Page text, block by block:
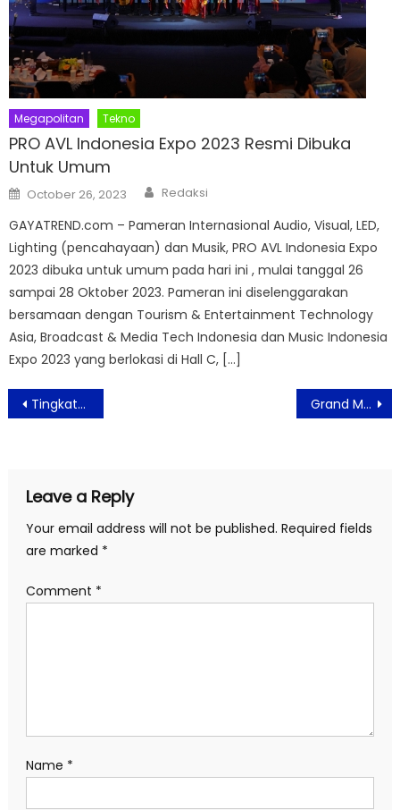
Megapolitan Tekno
PRO AVL Indonesia Expo 2023 Resmi Dibuka
Untuk Umum
Posted
on
October 26, 2023 Author
Redaksi
GAYATREND.com – Pameran Internasional Audio, Visual, LED,
Lighting (pencahayaan) dan Musik, PRO AVL Indonesia Expo
2023 dibuka untuk umum pada hari ini , mulai tanggal 26
sampai 28 Oktober 2023. Pameran ini diselenggarakan
bersamaan dengan Tourism & Entertainment Technology
Asia, Broadcast & Media Tech Indonesia dan Music Indonesia
Expo 2023 yang berlokasi di Hall C, […]
Post
navigation
Tingkatkan Kualitas Pendidikan Tinggi, Sampoerna University Jalin Kerjasama dengan Jiangxi University of Finance & Economics Grand Mercure Jakarta Harmoni Siapkan Aneka Kuliner di Perayaan Malam Tahun Baru 2024 ‘HARMONI NIGHT CARNIVAL’
Leave a Reply
Your email address will not be published. Required fields
are marked *
Comment *
Name *